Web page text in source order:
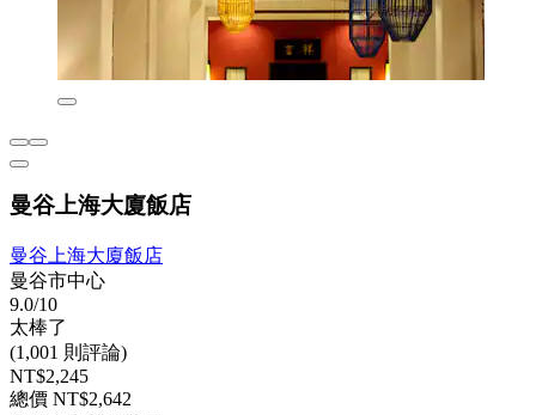
曼谷上海大廈飯店
曼谷上海大廈飯店
曼谷市中心
9.0/10
太棒了
(1,001 則評論)
NT$2,245
總價 NT$2,642